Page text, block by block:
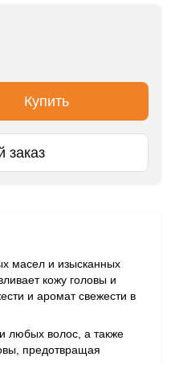
Купить
заказ
масел и изысканных
кожу головы и
и аромат свежести в
любых волос, а также
предотвращая